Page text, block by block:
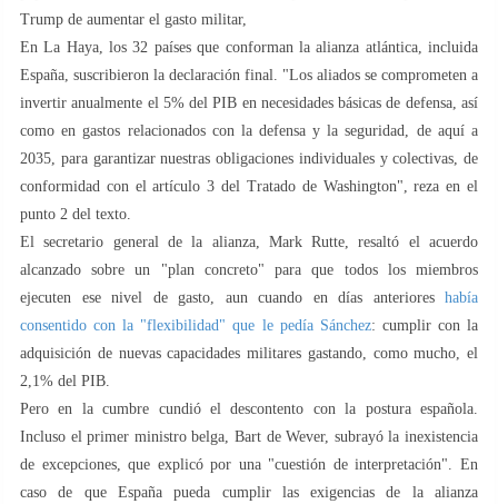
Trump de aumentar el gasto militar,
En La Haya, los 32 países que conforman la alianza atlántica, incluida
España, suscribieron la declaración final. "Los aliados se comprometen a
invertir anualmente el 5% del PIB en necesidades básicas de defensa, así
como en gastos relacionados con la defensa y la seguridad, de aquí a
2035, para garantizar nuestras obligaciones individuales y colectivas, de
conformidad con el artículo 3 del Tratado de Washington", reza en el
punto 2 del texto.
El secretario general de la alianza, Mark Rutte, resaltó el acuerdo
alcanzado sobre un "plan concreto" para que todos los miembros
ejecuten ese nivel de gasto, aun cuando en días anteriores había
consentido con la "flexibilidad" que le pedía Sánchez: cumplir con la
adquisición de nuevas capacidades militares gastando, como mucho, el
2,1% del PIB.
Pero en la cumbre cundió el descontento con la postura española.
Incluso el primer ministro belga, Bart de Wever, subrayó la inexistencia
de excepciones, que explicó por una "cuestión de interpretación". En
caso de que España pueda cumplir las exigencias de la alianza